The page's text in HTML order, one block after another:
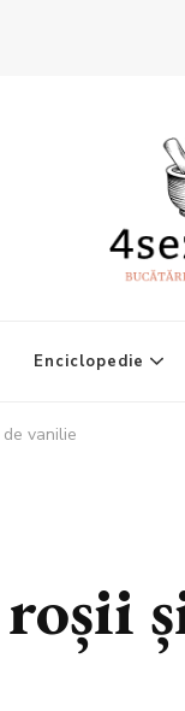
Enciclopedie
vanilie